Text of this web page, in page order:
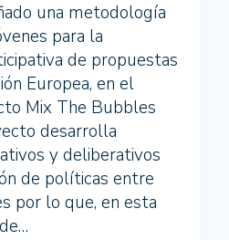
una metodología
para la
de propuestas
Europea, en el
Mix The Bubbles
desarrolla
y deliberativos
de políticas entre
por lo que, en esta